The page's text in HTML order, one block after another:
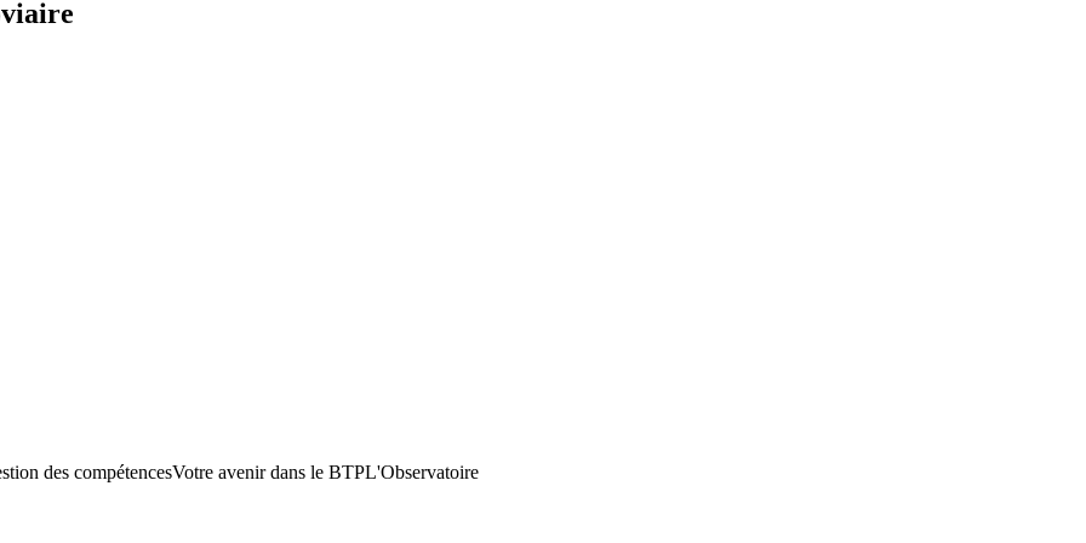
des compétencesVotre avenir dans le BTPL'Observatoire